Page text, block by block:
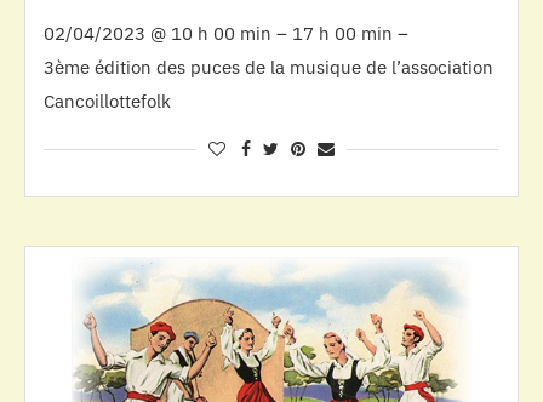
02/04/2023 @ 10 h 00 min – 17 h 00 min –
3ème édition des puces de la musique de l’association
Cancoillottefolk